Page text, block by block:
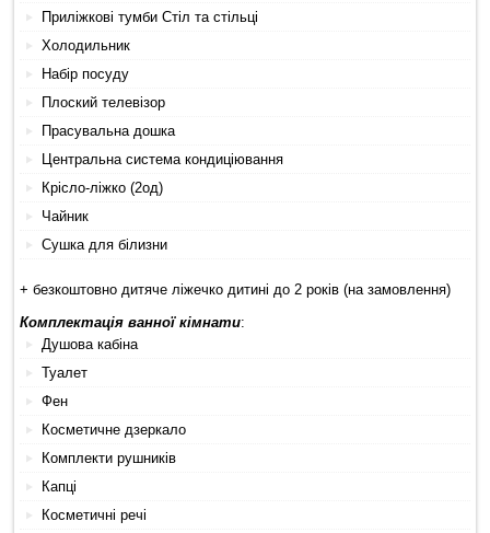
Приліжкові тумби Стіл та стільці
Холодильник
Набір посуду
Плоский телевізор
Прасувальна дошка
Центральна система кондиціювання
Крісло-ліжко (2од)
Чайник
Сушка для білизни
+ безкоштовно дитяче ліжечко дитині до 2 років (на замовлення)
Комплектація ванної кімнати:
Душова кабіна
Туалет
Фен
Косметичне дзеркало
Комплекти рушників
Капці
Косметичні речі